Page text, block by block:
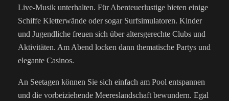
Live-Musik unterhalten. Für Abenteuerlustige bieten einige
Schiffe Kletterwände oder sogar Surfsimulatoren. Kinder
und Jugendliche freuen sich über altersgerechte Clubs und
Aktivitäten. Am Abend locken dann thematische Partys und
elegante Casinos.
An Seetagen können Sie sich einfach am Pool entspannen
und die vorbeiziehende Meereslandschaft bewundern. Egal